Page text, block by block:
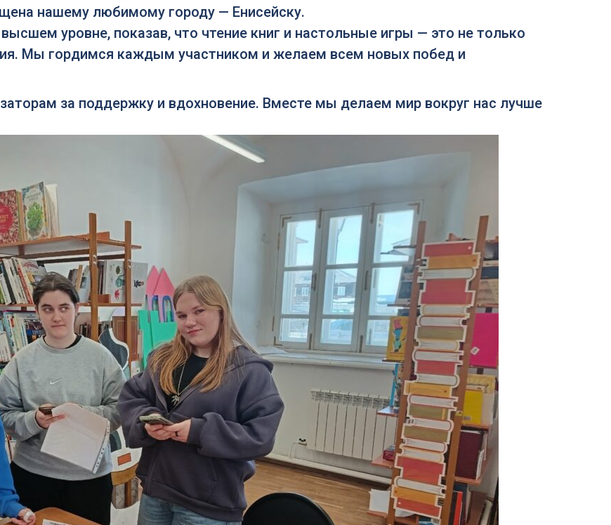
нашему любимому городу — Енисейску.
уровне, показав, что чтение книг и настольные игры — это не только
Мы гордимся каждым участником и желаем всем новых побед и
за поддержку и вдохновение. Вместе мы делаем мир вокруг нас лучше